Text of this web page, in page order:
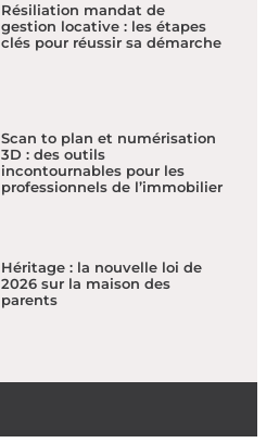
Résiliation mandat de
gestion locative : les étapes
clés pour réussir sa démarche
Scan to plan et numérisation
3D : des outils
incontournables pour les
professionnels de l’immobilier
Héritage : la nouvelle loi de
2026 sur la maison des
parents